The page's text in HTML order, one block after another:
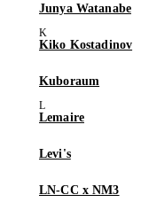
Junya Watanabe
Kiko Kostadinov
Kuboraum
Lemaire
Levi's
LN-CC x NM3